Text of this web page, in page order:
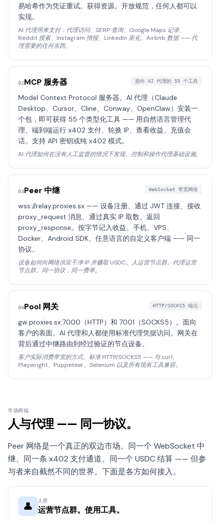
易哈希作为凭证重试。获得资源。开放规范，任何人都可以
实现。
AI 代理用来支付：代理访问、SERP 查询、Google Maps 记录、
Reddit 搜索、Instagram 情报、LinkedIn 富化、Airbnb 数据 —— 代
理需要的任何东西。
02MCP 服务器 面向 AI 代理的 55 个工具
Model Context Protocol 服务器。AI 代理（Claude
Desktop、Cursor、Cline、Conway、OpenClaw）安装一
个包，即可获得 55 个类型化工具 —— 用自然语言管理代
理、端到端运行 x402 支付、轮换 IP、查看收益、充值会
话。支持 API 密钥或纯 x402 模式。
AI 代理如何在没有人工监督的情况下发现、控制和操作代理基础设施。
03Peer 中继 WebSocket 带宽网络
wss://relay.proxies.sx —— 设备注册、通过 JWT 连接、接收
proxy_request 消息、通过真实 IP 取数、返回
proxy_response。按字节记入收益。手机、VPS、
Docker、Android SDK、任意语言的自定义客户端 —— 同一
协议。
设备如何向网络供应干净 IP 并赚取 USDC。人运营节点群。代理运营
节点群。同一协议，同一费率。
04Pool 网关 HTTP/SOCKS5 端点
gw.proxies.sx:7000（HTTP）和 7001（SOCKS5）。面向
客户的表面。AI 代理和人都使用标准代理凭据访问。网关在
背后通过中继路由到经过验证的节点设备。
客户实际消费带宽的方式。标准 HTTP/SOCKS5 —— 与 curl、
Playwright、Puppeteer、Selenium 以及所有现有工具兼容。
市场两端
人与代理 —— 同一协议。
Peer 网络是一个真正的双边市场。同一个 WebSocket 中
继、同一条 x402 支付通道、同一个 USDC 结算 —— 但参
与者来自截然不同的世界。下面是各方如何接入。
👤 人类
运营节点群。使用工具。